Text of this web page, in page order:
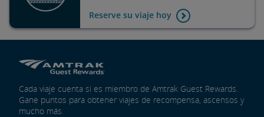
Reserve su viaje hoy
Cada viaje cuenta si es miembro de Amtrak Guest Rewards.
Gane puntos para obtener viajes de recompensa, ascensos y
mucho más.